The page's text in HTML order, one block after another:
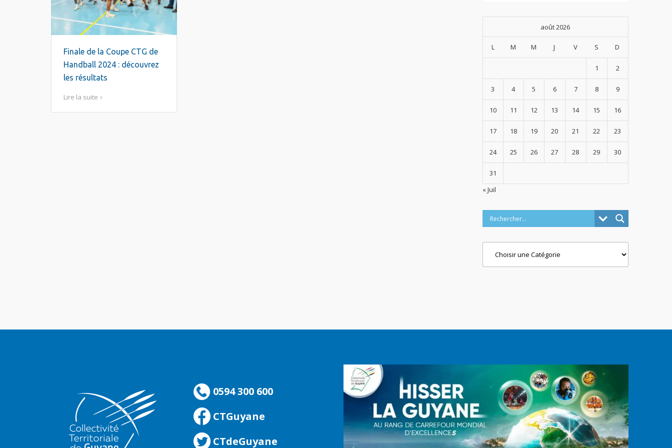
Finale de la Coupe CTG de
Handball 2024 : découvrez
les résultats
Lire la suite
août 2026
L M M J V S D
1 2
3 4 5 6 7 8 9
10 11 12 13 14 15 16
17 18 19 20 21 22 23
24 25 26 27 28 29 30
31
« Juil
0594 300 600
CTGuyane
CTdeGuyane